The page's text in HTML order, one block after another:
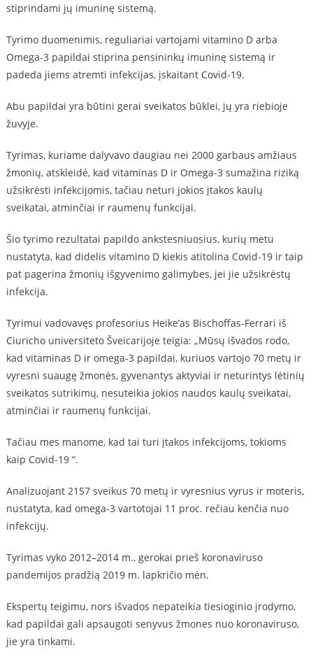
stiprindami jų imuninę sistemą.
Tyrimo duomenimis, reguliariai vartojami vitamino D arba
Omega-3 papildai stiprina pensininkų imuninę sistemą ir
padeda jiems atremti infekcijas, įskaitant Covid-19.
Abu papildai yra būtini gerai sveikatos būklei, jų yra riebioje
žuvyje.
Tyrimas, kuriame dalyvavo daugiau nei 2000 garbaus amžiaus
žmonių, atskleidė, kad vitaminas D ir Omega-3 sumažina riziką
užsikrėsti infekcijomis, tačiau neturi jokios įtakos kaulų
sveikatai, atminčiai ir raumenų funkcijai.
Šio tyrimo rezultatai papildo ankstesniuosius, kurių metu
nustatyta, kad didelis vitamino D kiekis atitolina Covid-19 ir taip
pat pagerina žmonių išgyvenimo galimybes, jei jie užsikrėstų
infekcija.
Tyrimui vadovavęs profesorius Heike’as Bischoffas-Ferrari iš
Ciuricho universiteto Šveicarijoje teigia: „Mūsų išvados rodo,
kad vitaminas D ir omega-3 papildai, kuriuos vartojo 70 metų ir
vyresni suaugę žmonės, gyvenantys aktyviai ir neturintys lėtinių
sveikatos sutrikimų, nesuteikia jokios naudos kaulų sveikatai,
atminčiai ir raumenų funkcijai.
Tačiau mes manome, kad tai turi įtakos infekcijoms, tokioms
kaip Covid-19 “.
Analizuojant 2157 sveikus 70 metų ir vyresnius vyrus ir moteris,
nustatyta, kad omega-3 vartotojai 11 proc. rečiau kenčia nuo
infekcijų.
Tyrimas vyko 2012–2014 m., gerokai prieš koronaviruso
pandemijos pradžią 2019 m. lapkričio mėn.
Ekspertų teigimu, nors išvados nepateikia tiesioginio įrodymo,
kad papildai gali apsaugoti senyvus žmones nuo koronaviruso,
jie yra tinkami.